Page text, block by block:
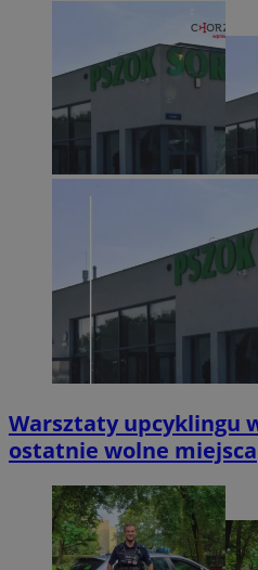
Warsztaty upcyklingu
ostatnie wolne miejsca